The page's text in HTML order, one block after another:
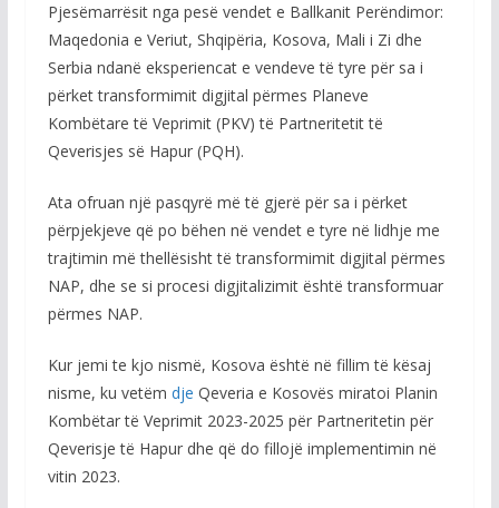
Pjesëmarrësit nga pesë vendet e Ballkanit Perëndimor:
Maqedonia e Veriut, Shqipëria, Kosova, Mali i Zi dhe
Serbia ndanë eksperiencat e vendeve të tyre për sa i
përket transformimit digjital përmes Planeve
Kombëtare të Veprimit (PKV) të Partneritetit të
Qeverisjes së Hapur (PQH).
Ata ofruan një pasqyrë më të gjerë për sa i përket
përpjekjeve që po bëhen në vendet e tyre në lidhje me
trajtimin më thellësisht të transformimit digjital përmes
NAP, dhe se si procesi digjitalizimit është transformuar
përmes NAP.
Kur jemi te kjo nismë, Kosova është në fillim të kësaj
nisme, ku vetëm dje Qeveria e Kosovës miratoi Planin
Kombëtar të Veprimit 2023-2025 për Partneritetin për
Qeverisje të Hapur dhe që do fillojë implementimin në
vitin 2023.